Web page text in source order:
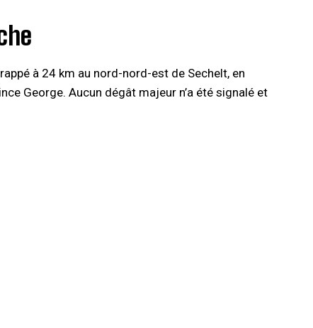
à 24 km au nord-nord-est de Sechelt, en
George. Aucun dégât majeur n’a été signalé et